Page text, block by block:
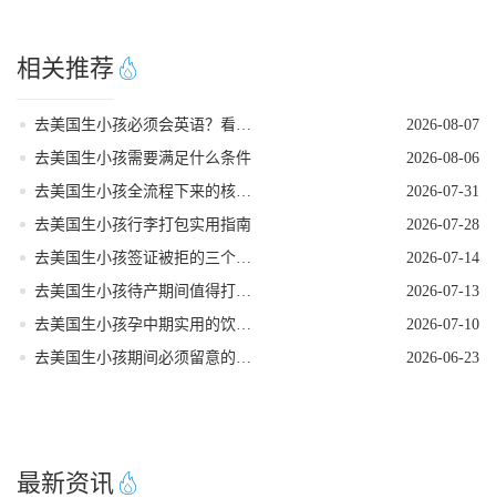
相关推荐
2026-08-07
去美国生小孩需要满足什么条件
2026-08-06
2026-07-31
去美国生小孩行李打包实用指南
2026-07-28
2026-07-14
2026-07-13
2026-07-10
2026-06-23
最新资讯